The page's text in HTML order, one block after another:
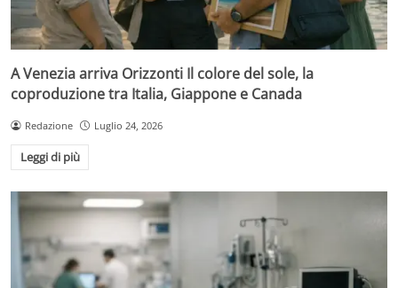
A Venezia arriva Orizzonti Il colore del sole, la
coproduzione tra Italia, Giappone e Canada
Redazione Luglio 24, 2026
Leggi di più